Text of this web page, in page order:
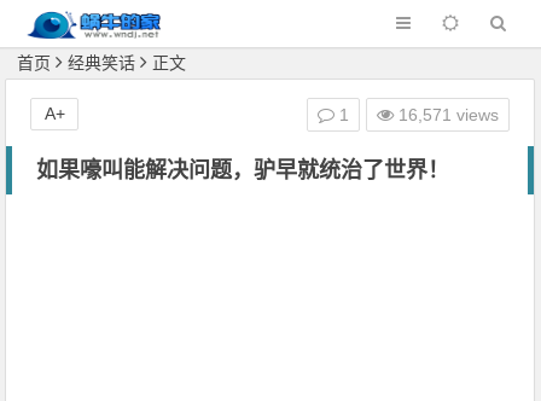
首页 经典笑话 正文
如果嚎叫能解决问题，驴早就统治了世界！
1 16,571 views
A+